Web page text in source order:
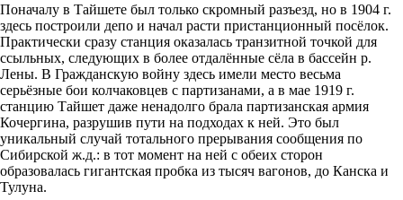
Поначалу в Тайшете был только скромный разъезд, но в 1904 г.
здесь построили депо и начал расти пристанционный посёлок.
Практически сразу станция оказалась транзитной точкой для
ссыльных, следующих в более отдалённые сёла в бассейн р.
Лены. В Гражданскую войну здесь имели место весьма
серьёзные бои колчаковцев с партизанами, а в мае 1919 г.
станцию Тайшет даже ненадолго брала партизанская армия
Кочергина, разрушив пути на подходах к ней. Это был
уникальный случай тотального прерывания сообщения по
Сибирской ж.д.: в тот момент на ней с обеих сторон
образовалась гигантская пробка из тысяч вагонов, до Канска и
Тулуна.